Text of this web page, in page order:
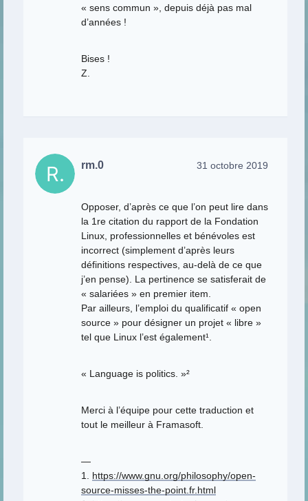
« sens commun », depuis déjà pas mal
d’années !
Bises !
Z.
rm.0 31 octobre 2019
Opposer, d’après ce que l’on peut lire dans
la 1re citation du rapport de la Fondation
Linux, professionnelles et bénévoles est
incorrect (simplement d’après leurs
définitions respectives, au-delà de ce que
j’en pense). La pertinence se satisferait de
« salariées » en premier item.
Par ailleurs, l’emploi du qualificatif « open
source » pour désigner un projet « libre »
tel que Linux l’est également¹.
« Language is politics. »²
Merci à l’équipe pour cette traduction et
tout le meilleur à Framasoft.
—
1. https://www.gnu.org/philosophy/open-
source-misses-the-point.fr.html